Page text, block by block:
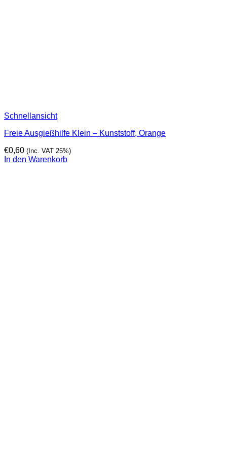
Schnellansicht
Freie Ausgießhilfe Klein – Kunststoff, Orange
€0,60 (Inc. VAT 25%)
In den Warenkorb